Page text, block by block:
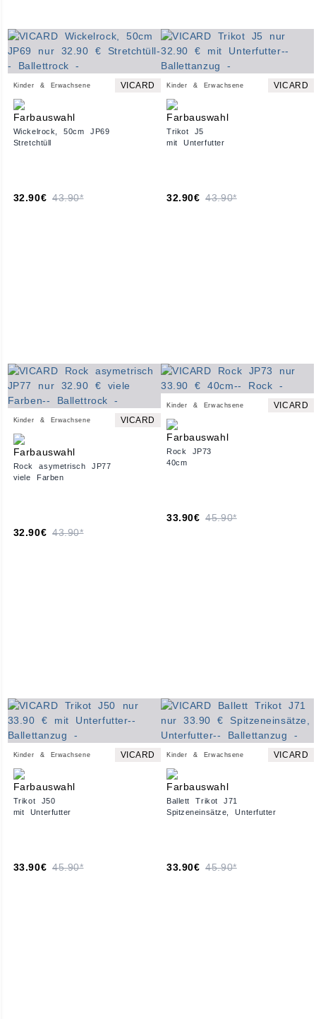
Kinder & Erwachsene VICARD
Wickelrock, 50cm JP69
Stretchtüll
32.90€ 43.90*
Kinder & Erwachsene VICARD
Trikot J5
mit Unterfutter
32.90€ 43.90*
Kinder & Erwachsene VICARD
Rock asymetrisch JP77
viele Farben
32.90€ 43.90*
Kinder & Erwachsene VICARD
Rock JP73
40cm
33.90€ 45.90*
Kinder & Erwachsene VICARD
Trikot J50
mit Unterfutter
33.90€ 45.90*
Kinder & Erwachsene VICARD
Ballett Trikot J71
Spitzeneinsätze, Unterfutter
33.90€ 45.90*